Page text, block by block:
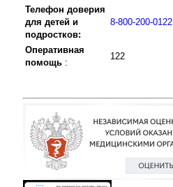
Телефон доверия
для детей и
подростков:
8-800-200-0122
Оперативная
помощь :
122